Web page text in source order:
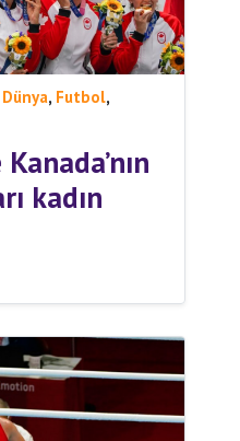
Dünya, Futbol,
kadın